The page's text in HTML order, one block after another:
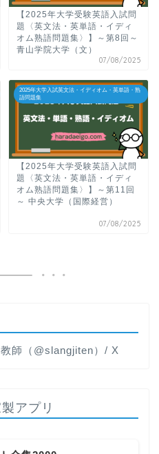
【2025年大学受験英語入試問
題〈英文法・英単語・イディ
オム熟語問題集〉】～第8回～
青山学院大学（文）
07/08/2025
2025年大学入試英文法・イディオム・英単語・熟
語問題集
【2025年大学受験英語入試問
題〈英文法・英単語・イディ
オム熟語問題集〉】～第11回
～ 中央大学（国際経営）
07/08/2025
師（@slangjiten）/ X
アプリ